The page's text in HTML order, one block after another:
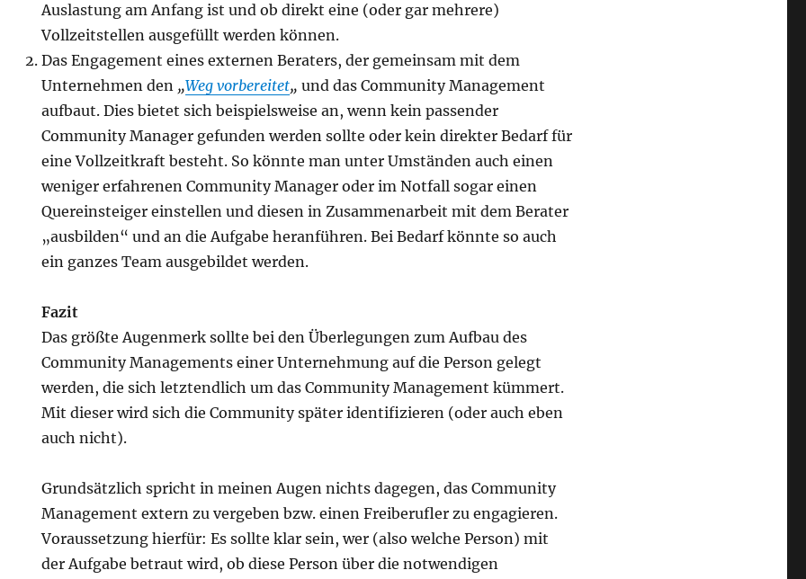
Auslastung am Anfang ist und ob direkt eine (oder gar mehrere)
Vollzeitstellen ausgefüllt werden können.
Das Engagement eines externen Beraters, der gemeinsam mit dem
Unternehmen den „Weg vorbereitet„ und das Community Management
aufbaut. Dies bietet sich beispielsweise an, wenn kein passender
Community Manager gefunden werden sollte oder kein direkter Bedarf für
eine Vollzeitkraft besteht. So könnte man unter Umständen auch einen
weniger erfahrenen Community Manager oder im Notfall sogar einen
Quereinsteiger einstellen und diesen in Zusammenarbeit mit dem Berater
„ausbilden“ und an die Aufgabe heranführen. Bei Bedarf könnte so auch
ein ganzes Team ausgebildet werden.
Fazit
Das größte Augenmerk sollte bei den Überlegungen zum Aufbau des
Community Managements einer Unternehmung auf die Person gelegt
werden, die sich letztendlich um das Community Management kümmert.
Mit dieser wird sich die Community später identifizieren (oder auch eben
auch nicht).
Grundsätzlich spricht in meinen Augen nichts dagegen, das Community
Management extern zu vergeben bzw. einen Freiberufler zu engagieren.
Voraussetzung hierfür: Es sollte klar sein, wer (also welche Person) mit
der Aufgabe betraut wird, ob diese Person über die notwendigen